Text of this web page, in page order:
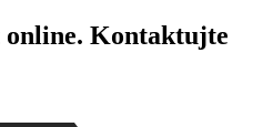
online. Kontaktujte